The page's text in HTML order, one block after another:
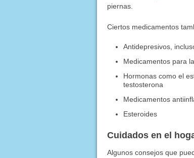
piernas.
Ciertos medicamentos
Antidepresivos,
Medicamentos para
Hormonas como el
testosterona
Medicamentos
Esteroides
Cuidados en el
Algunos consejos que